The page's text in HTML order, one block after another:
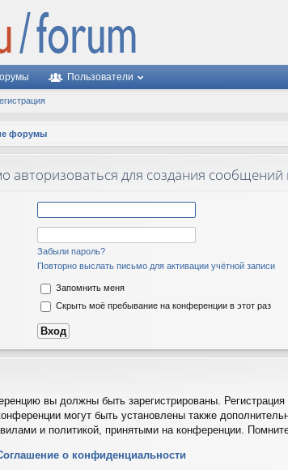
Пользователи
форумы
авторизоваться для создания сообщений
Забыли пароль?
Повторно выслать письмо для активации учётной записи
Запомнить меня
Скрыть моё пребывание на конференции в этот раз
вы должны быть зарегистрированы.
могут быть установлены также
и политикой, принятыми на конференции.
о конфиденциальности